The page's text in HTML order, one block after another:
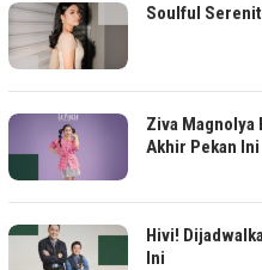
Soulful
Ziva Magnolya
Akhir Pekan Ini
Hivi!
Ini